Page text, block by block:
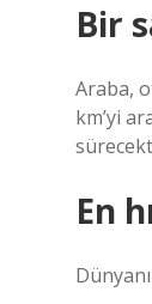
Bir
Araba,
km’yi
En